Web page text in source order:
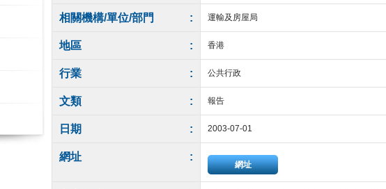
相關機構/單位/部門 : 運輸及房屋局
地區 : 香港
行業 : 公共行政
文類 : 報告
日期 : 2003-07-01
網址 :
網址